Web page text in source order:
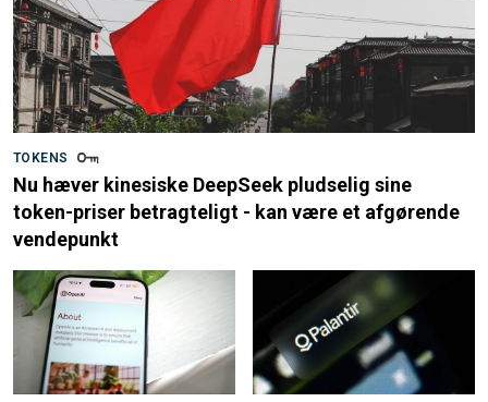
TOKENS
Nu hæver kinesiske DeepSeek pludselig sine
token-priser betragteligt - kan være et afgørende
vendepunkt